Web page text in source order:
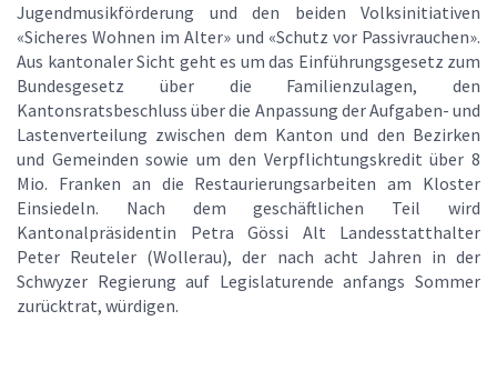
Jugendmusikförderung und den beiden Volksinitiativen
«Sicheres Wohnen im Alter» und «Schutz vor Passivrauchen».
Aus kantonaler Sicht geht es um das Einführungsgesetz zum
Bundesgesetz über die Familienzulagen, den
Kantonsratsbeschluss über die Anpassung der Aufgaben- und
Lastenverteilung zwischen dem Kanton und den Bezirken
und Gemeinden sowie um den Verpflichtungskredit über 8
Mio. Franken an die Restaurierungsarbeiten am Kloster
Einsiedeln. Nach dem geschäftlichen Teil wird
Kantonalpräsidentin Petra Gössi Alt Landesstatthalter
Peter Reuteler (Wollerau), der nach acht Jahren in der
Schwyzer Regierung auf Legislaturende anfangs Sommer
zurücktrat, würdigen.